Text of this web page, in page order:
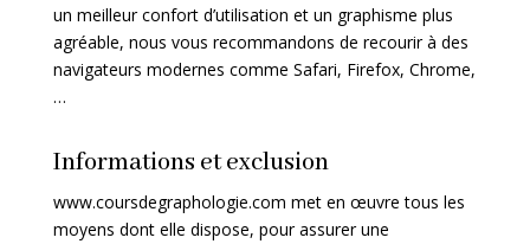
un meilleur confort d’utilisation et un graphisme plus
agréable, nous vous recommandons de recourir à des
navigateurs modernes comme Safari, Firefox, Chrome,
…
Informations et exclusion
www.coursdegraphologie.com met en œuvre tous les
moyens dont elle dispose, pour assurer une